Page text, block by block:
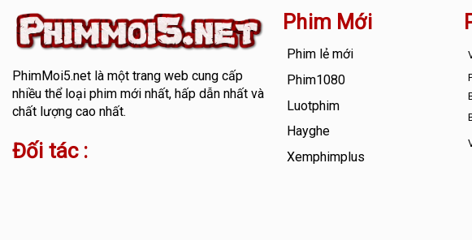
PhimMoi5.netlà một trang web cung cấp
nhiều thể loại phim mới nhất, hấp dẫn nhất và
chất lượng cao nhất.
Đối tác :
Phim Mới
Phim lẻ mới
Phim1080
Luotphim
Hayghe
Xemphimplus